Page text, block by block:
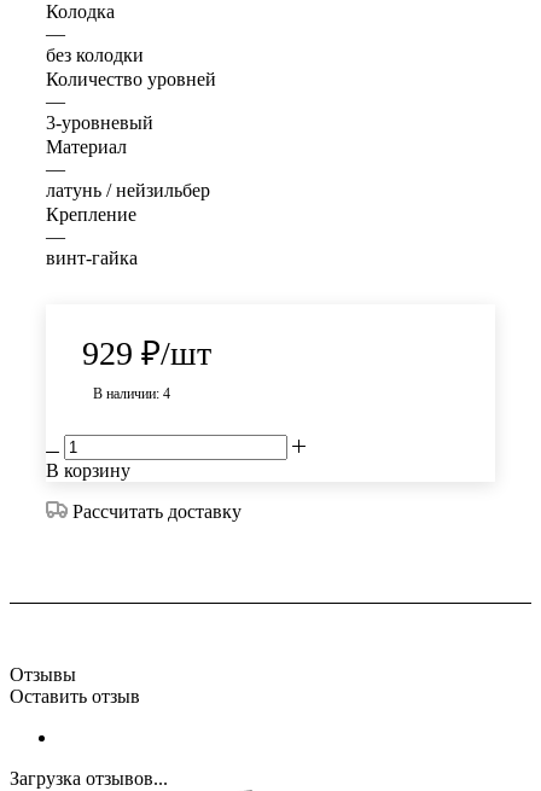
Колодка
—
без колодки
Количество уровней
—
3-уровневый
Материал
—
латунь / нейзильбер
Крепление
—
винт-гайка
929 ₽/шт
В наличии: 4
В корзину
Рассчитать доставку
Отзывы
Оставить отзыв
Загрузка отзывов...